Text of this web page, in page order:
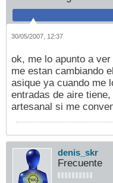
30/05/2007, 12:37
ok, me lo apunto a
me estan cambiando
asique ya cuando me
entradas de aire
artesanal si me
denis_skr
Frecuente